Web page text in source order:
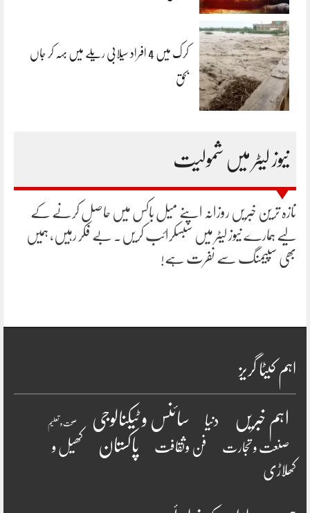
کرک میں 4 افراد سیلابی ریلے میں بہہ کر جاں
بحق
نیوز لیٹر میں شمولیت
تازہ ترین خبریں روزانہ اپنے میل باکس میں حاصل کرنے کے
لیے ہمارے نیوز لیٹر میں سبسکرائب کریں۔ بے فکر رہیں، ہمیں
بھی سپیمنگ سے نفرت ہے!
اہم کیٹا گریز
اہم خبریں دنیا سائنس و ٹیکنالوجی صحت و تعلیم
صنعت و تجارت فن وثقافت پاکستان
کھیل و
کھلاڑی